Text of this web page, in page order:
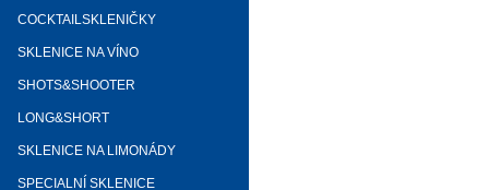
COCKTAILSKLENIČKY
SKLENICE NA VÍNO
SHOTS&SHOOTER
LONG&SHORT
SKLENICE NA LIMONÁDY
SPECIALNÍ SKLENICE